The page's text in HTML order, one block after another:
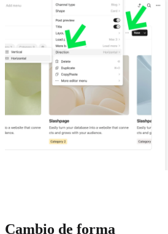
Cambio de forma